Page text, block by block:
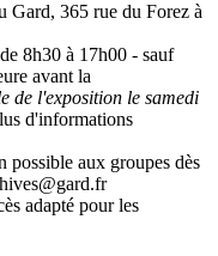
Gard, 365 rue du Forez à
8h30 à 17h00 - sauf
avant la
de l'exposition le samedi
d'informations
possible aux groupes dès
adapté pour les